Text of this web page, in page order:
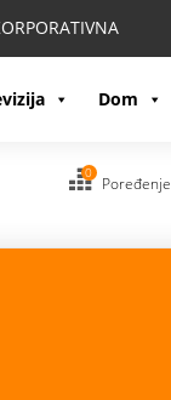
Dom
0
Poređenje